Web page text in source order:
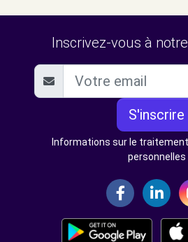
Inscrivez-vous à
S'inscrire
Informations sur le
personnelles